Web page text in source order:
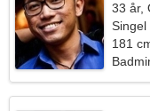
33 år,
Singel
181